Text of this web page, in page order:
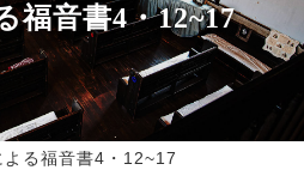
福音書4・12~17
よる福音書4・12~17